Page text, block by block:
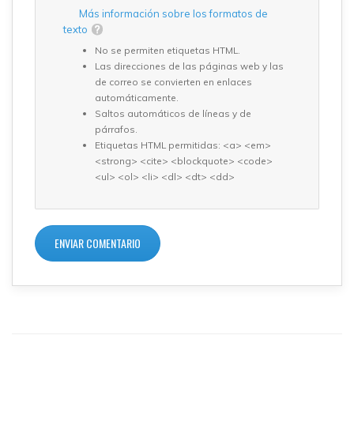
Más información sobre los formatos de
texto
No se permiten etiquetas HTML.
Las direcciones de las páginas web y las
de correo se convierten en enlaces
automáticamente.
Saltos automáticos de líneas y de
párrafos.
Etiquetas HTML permitidas: <a> <em>
<strong> <cite> <blockquote> <code>
<ul> <ol> <li> <dl> <dt> <dd>